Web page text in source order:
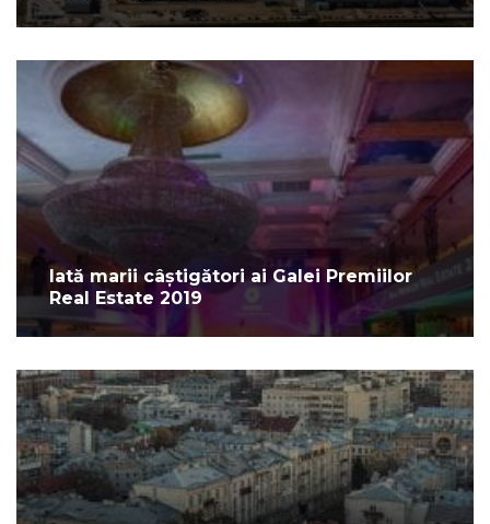
Iată marii câștigători ai Galei Premiilor
Real Estate 2019